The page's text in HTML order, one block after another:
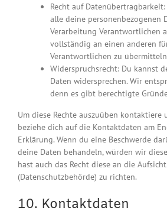
Recht auf Datenübertragbarkeit:
alle deine personenbezogenen
Verarbeitung Verantwortlichen
vollständig an einen anderen
Verantwortlichen zu
Widerspruchsrecht: Du kannst
Daten widersprechen. Wir
denn es gibt berechtigte
Um diese Rechte auszuüben kontaktiere
beziehe dich auf die Kontaktdaten am
Erklärung. Wenn du eine Beschwerde
deine Daten behandeln, würden wir
hast auch das Recht diese an die
(Datenschutzbehörde) zu richten.
10. Kontaktdaten